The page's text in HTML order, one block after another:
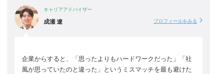
キャリアアドバイザー
成瀬 遼 プロフィールをみる
企業からすると、「思ったよりもハードワークだった」「社
風が思っていたのと違った」というミスマッチを最も避けた